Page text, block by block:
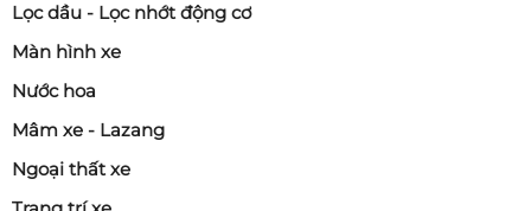
Lọc dầu - Lọc nhớt động cơ
Màn hình xe
Nước hoa
Mâm xe - Lazang
Ngoại thất xe